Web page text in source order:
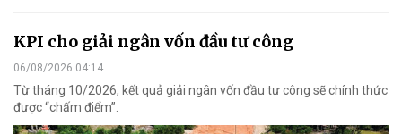
KPI cho giải ngân vốn đầu tư công
06/08/2026 04:14
Từ tháng 10/2026, kết quả giải ngân vốn đầu tư công sẽ chính thức
được “chấm điểm”.